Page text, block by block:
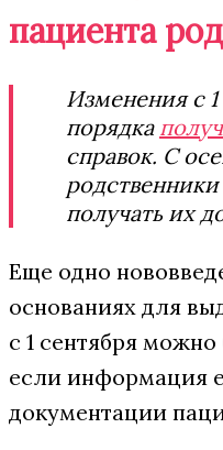
пациента
Изменения с
порядка
справок. С
получать их
Еще одно
основаниях для
с 1 сентября
если информация
документации